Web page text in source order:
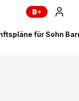
für Sohn